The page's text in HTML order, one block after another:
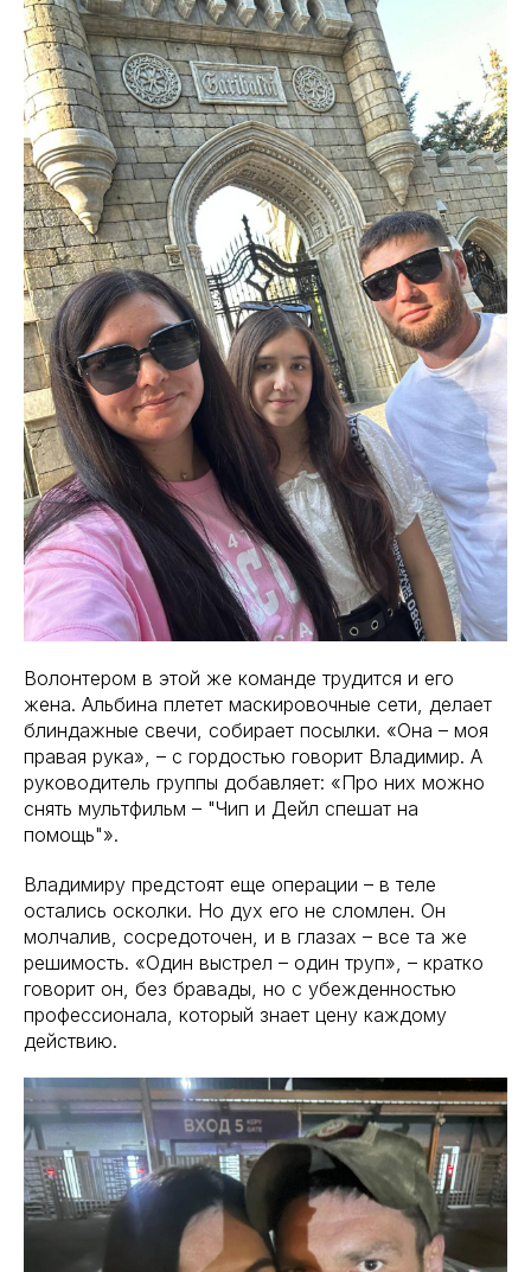
Волонтером в этой же команде трудится и его
жена. Альбина плетет маскировочные сети, делает
блиндажные свечи, собирает посылки. «Она – моя
правая рука», – с гордостью говорит Владимир. А
руководитель группы добавляет: «Про них можно
снять мультфильм – "Чип и Дейл спешат на
помощь"».
Владимиру предстоят еще операции – в теле
остались осколки. Но дух его не сломлен. Он
молчалив, сосредоточен, и в глазах – все та же
решимость. «Один выстрел – один труп», – кратко
говорит он, без бравады, но с убежденностью
профессионала, который знает цену каждому
действию.